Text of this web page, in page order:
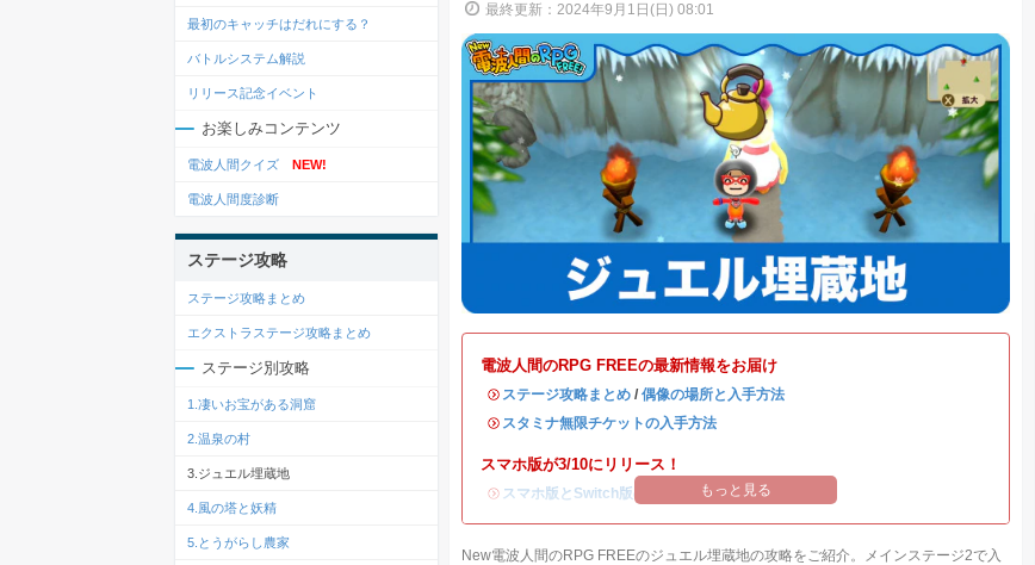
最終更新：2024年9月1日(日) 08:01
電波人間のRPG FREEの最新情報をお届け
・ ステージ攻略まとめ / 偶像の場所と入手方法
・ スタミナ無限チケットの入手方法
スマホ版が3/10にリリース！
・ スマホ版とSwitch版のデータ連携方法
もっと見る
New電波人間のRPG FREEのジュエル埋蔵地の攻略をご紹介。メインステージ2で入
最初のキャッチはだれにする？
バトルシステム解説
リリース記念イベント
お楽しみコンテンツ
電波人間クイズ NEW!
電波人間度診断
ステージ攻略
ステージ攻略まとめ
エクストラステージ攻略まとめ
ステージ別攻略
1.凄いお宝がある洞窟
2.温泉の村
3.ジュエル埋蔵地
4.風の塔と妖精
5.とうがらし農家